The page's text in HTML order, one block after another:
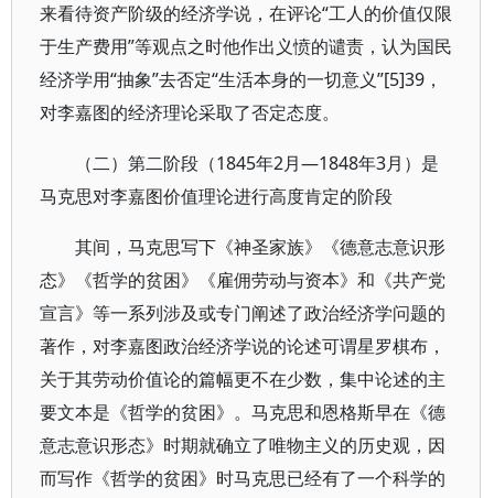
来看待资产阶级的经济学说，在评论“工人的价值仅限
于生产费用”等观点之时他作出义愤的谴责，认为国民
经济学用“抽象”去否定“生活本身的一切意义”[5]39，
对李嘉图的经济理论采取了否定态度。
（二）第二阶段（1845年2月—1848年3月）是
马克思对李嘉图价值理论进行高度肯定的阶段
其间，马克思写下《神圣家族》《德意志意识形
态》《哲学的贫困》《雇佣劳动与资本》和《共产党
宣言》等一系列涉及或专门阐述了政治经济学问题的
著作，对李嘉图政治经济学说的论述可谓星罗棋布，
关于其劳动价值论的篇幅更不在少数，集中论述的主
要文本是《哲学的贫困》。马克思和恩格斯早在《德
意志意识形态》时期就确立了唯物主义的历史观，因
而写作《哲学的贫困》时马克思已经有了一个科学的